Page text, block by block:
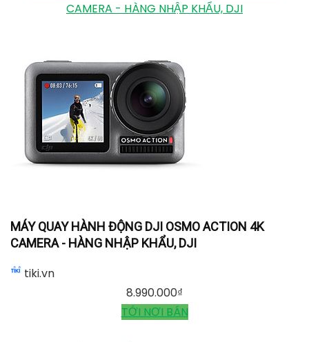
CAMERA - HÀNG NHẬP KHẨU, DJI
MÁY QUAY HÀNH ĐỘNG DJI OSMO ACTION 4K
CAMERA - HÀNG NHẬP KHẨU, DJI
tiki.vn
8.990.000₫
TỚI NƠI BÁN